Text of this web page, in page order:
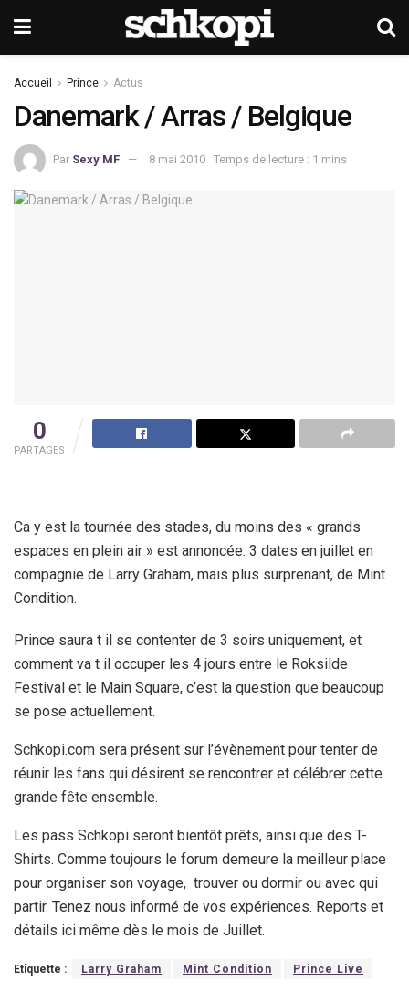
Accueil Prince Actus
Danemark / Arras / Belgique
Par Sexy MF 8 mai 2010 Temps de lecture : 1 mins
0
PARTAGES
Ca y est la tournée des stades, du moins des « grands
espaces en plein air » est annoncée. 3 dates en juillet en
compagnie de Larry Graham, mais plus surprenant, de Mint
Condition.
Prince saura t il se contenter de 3 soirs uniquement, et
comment va t il occuper les 4 jours entre le Roksilde
Festival et le Main Square, c’est la question que beaucoup
se pose actuellement.
Schkopi.com sera présent sur l’évènement pour tenter de
réunir les fans qui désirent se rencontrer et célébrer cette
grande fête ensemble.
Les pass Schkopi seront bientôt prêts, ainsi que des T-
Shirts. Comme toujours le forum demeure la meilleur place
pour organiser son voyage, trouver ou dormir ou avec qui
partir. Tenez nous informé de vos expériences. Reports et
détails ici même dès le mois de Juillet.
Etiquette : Larry Graham Mint Condition Prince Live